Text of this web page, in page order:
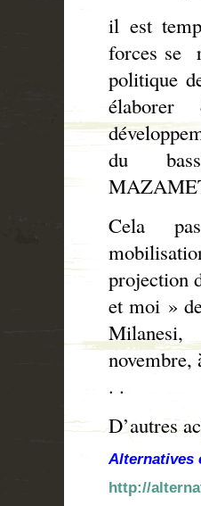
il est
forces se
politique
du
Cela
projection
et moi »
Milanesi,
novembre,
. .
D’autres
Alternatives
http://